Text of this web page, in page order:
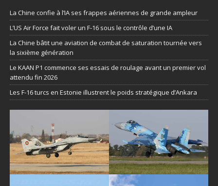
La Chine confie à l’IA ses frappes aériennes de grande ampleur
L’US Air Force fait voler un F-16 sous le contrôle d’une IA
La Chine bâtit une aviation de combat de saturation tournée vers
la sixième génération
Le KAAN P1 commence ses essais de roulage avant un premier vol
attendu fin 2026
Les F-16 turcs en Estonie illustrent le poids stratégique d’Ankara